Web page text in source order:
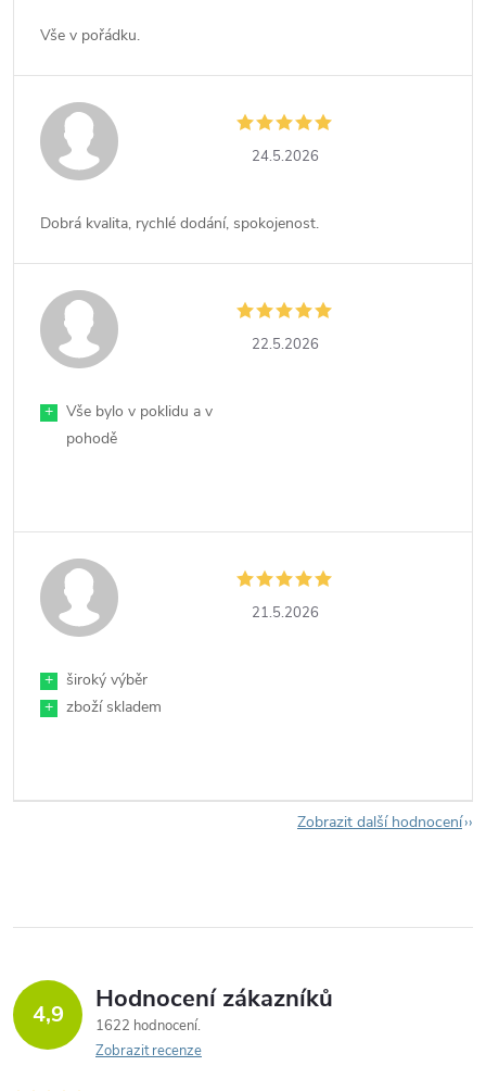
Vše v pořádku.
24.5.2026
Dobrá kvalita, rychlé dodání, spokojenost.
22.5.2026
+
Vše bylo v poklidu a v
pohodě
21.5.2026
+
široký výběr
+
zboží skladem
Zobrazit další hodnocení
4,9 Hodnocení zákazníků
1622 hodnocení
Zobrazit recenze